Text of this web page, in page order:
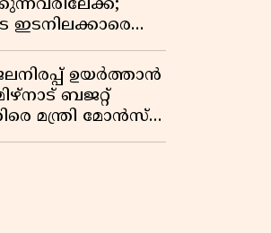
ഇടനിലക്കാരെ
പൊലീസ്
ഉയർത്താൻ
ബജറ്റ്
മന്ത്രി മോൻസ്